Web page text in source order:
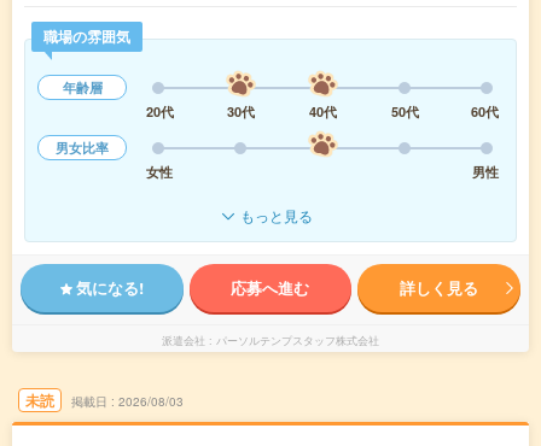
職場の雰囲気
年齢層
20代
30代 40代 50代
60代
男女比率
女性
男性
もっと見る
気になる! 応募へ進む 詳しく見る
派遣会社 パーソルテンプスタッフ株式会社
未読 掲載日 2026/08/03